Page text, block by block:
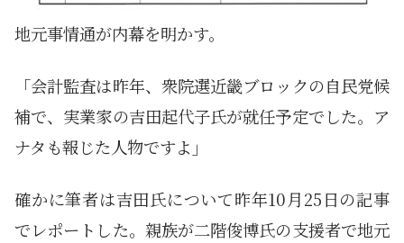
地元事情通が内幕を明かす。
「会計監査は昨年、衆院選近畿ブロックの自民党候
補で、実業家の吉田起代子氏が就任予定でした。ア
ナタも報じた人物ですよ」
確かに筆者は吉田氏について昨年10月25日の記事
でレポートした。親族が二階俊博氏の支援者で地元